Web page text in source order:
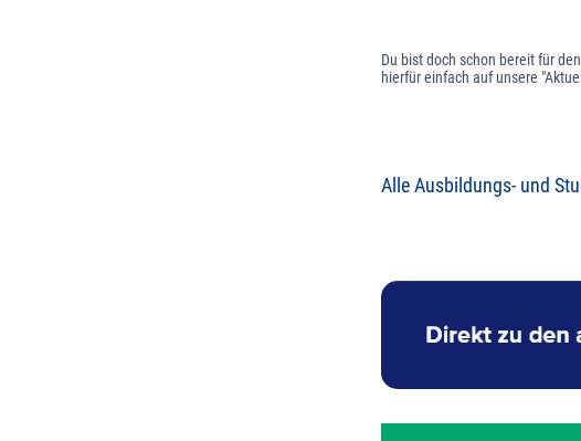
Du bist doch schon bereit für
hierfür einfach auf unsere
Alle Ausbildungs- und